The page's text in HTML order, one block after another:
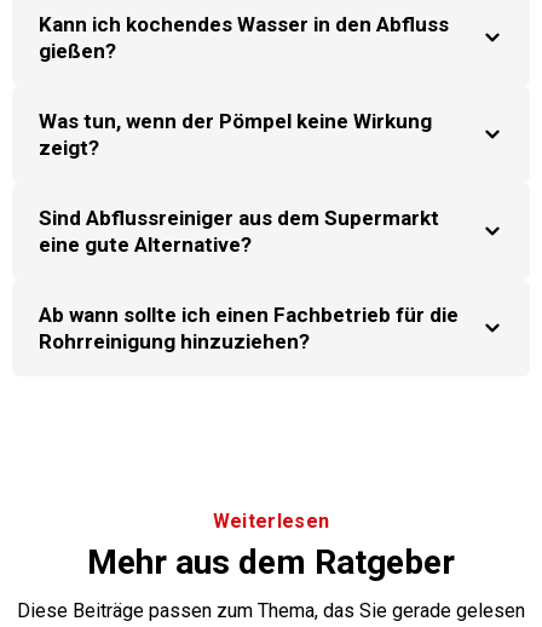
Kann ich kochendes Wasser in den Abfluss
gießen?
Was tun, wenn der Pömpel keine Wirkung
zeigt?
Sind Abflussreiniger aus dem Supermarkt
eine gute Alternative?
Ab wann sollte ich einen Fachbetrieb für die
Rohrreinigung hinzuziehen?
Weiterlesen
Mehr aus dem Ratgeber
Diese Beiträge passen zum Thema, das Sie gerade gelesen